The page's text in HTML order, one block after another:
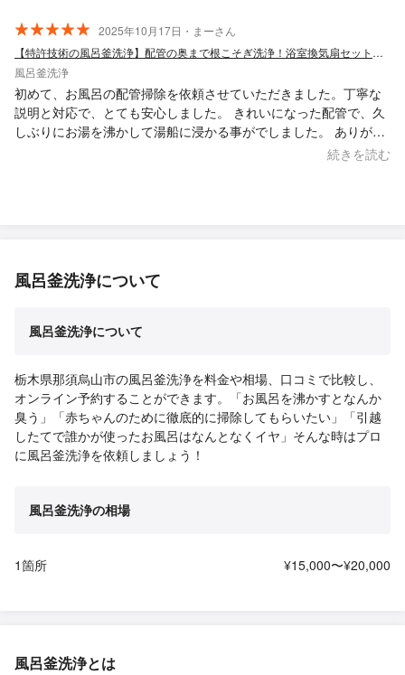
2025年10月17日・まーさん
【特許技術の風呂釜洗浄】配管の奥まで根こそぎ洗浄！浴室換気扇セットも大人気◎
風呂釜洗浄
初めて、お風呂の配管掃除を依頼させていただきました。丁寧な
説明と対応で、とても安心しました。 きれいになった配管で、久
しぶりにお湯を沸かして湯船に浸かる事がでしました。 ありがと
続きを読む
風呂釜洗浄について
風呂釜洗浄について
栃木県那須烏山市の風呂釜洗浄を料金や相場、口コミで比較し、
オンライン予約することができます。「お風呂を沸かすとなんか
臭う」「赤ちゃんのために徹底的に掃除してもらいたい」「引越
したてで誰かが使ったお風呂はなんとなくイヤ」そんな時はプロ
に風呂釜洗浄を依頼しましょう！
風呂釜洗浄の相場
1箇所 ¥15,000〜¥20,000
風呂釜洗浄とは